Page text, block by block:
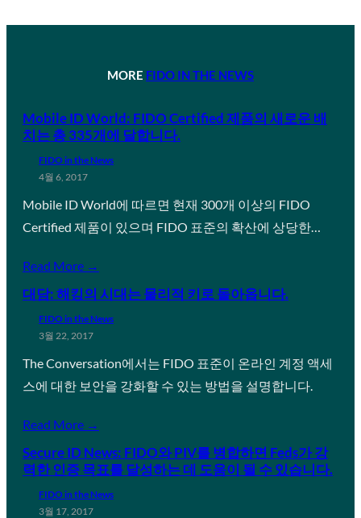
MORE FIDO IN THE NEWS
Mobile ID World: FIDO Certified 제품의 새로운 배
치는 총 335개에 달합니다.
FIDO in the News
4월 6, 2017
Mobile ID World에 따르면 현재 300개 이상의 FIDO
Certified 제품이 있으며 FIDO 표준의 확산에 상당한…
Read More →
대담: 해킹의 시대는 물리적 키로 돌아옵니다.
FIDO in the News
3월 22, 2017
The Conversation에서는 FIDO 표준이 온라인 계정 액세
스에 대한 보안을 강화할 수 있는 방법을 설명합니다.
Read More →
Secure ID News: FIDO와 PIV를 병합하면 Feds가 강
력한 인증 목표를 달성하는 데 도움이 될 수 있습니다.
FIDO in the News
3월 17, 2017